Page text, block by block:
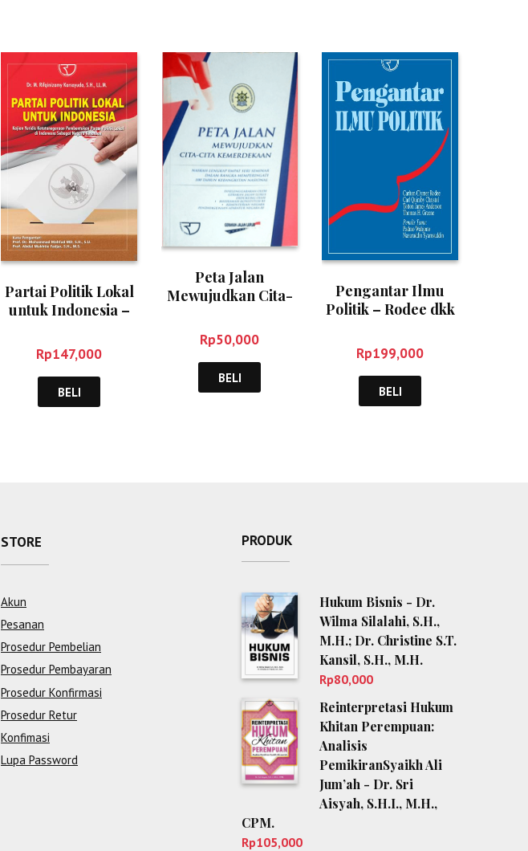
Partai Politik Lokal
untuk Indonesia –
Karsayuda
Rp147,000
BELI
Peta Jalan
Mewujudkan Cita-
Sulastomo
Rp50,000
BELI
Pengantar Ilmu
Politik – Rodee dkk
Rp199,000
BELI
STORE
Akun
Pesanan
Prosedur Pembelian
Prosedur Pembayaran
Prosedur Konfirmasi
Prosedur Retur
Konfimasi
Lupa Password
PRODUK
Hukum Bisnis - Dr.
Wilma Silalahi, S.H.,
M.H.; Dr. Christine S.T.
Kansil, S.H., M.H.
Rp80,000
Reinterpretasi Hukum
Khitan Perempuan:
Analisis
PemikiranSyaikh Ali
Jum’ah - Dr. Sri
Aisyah, S.H.I., M.H.,
CPM.
Rp105,000